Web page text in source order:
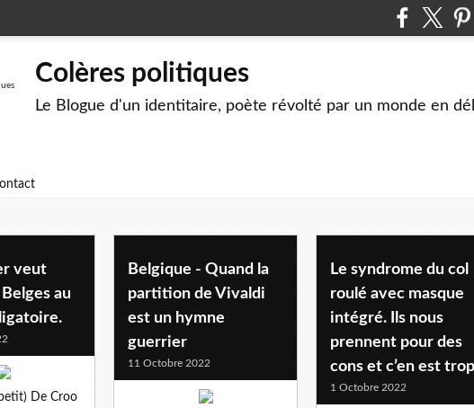
Colères politiques
Le Blogue d'un identitaire, poète révolté par un monde en
veut
au
De Croo
Belgique - Quand la
partition de Vivaldi
est un hymne
guerrier
11 Octobre 2022
Le syndrome du col
roulé avec masque
intégré. Ils nous
prennent pour des
cons et c’en est
1 Octobre 2022